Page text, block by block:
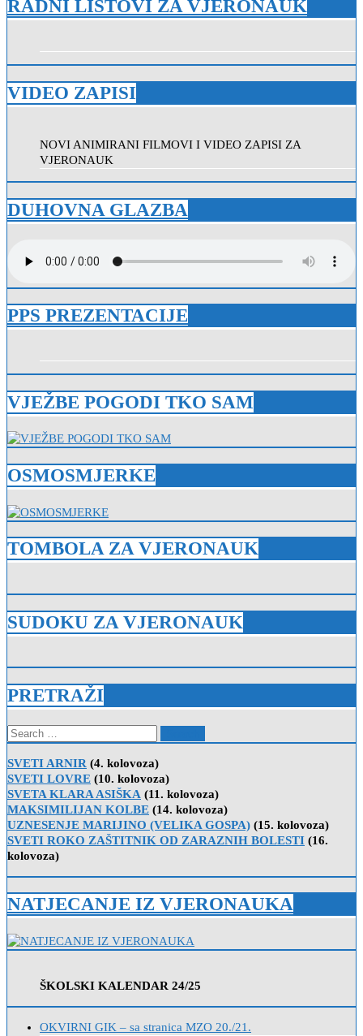
RADNI LISTOVI ZA VJERONAUK
VIDEO ZAPISI
NOVI ANIMIRANI FILMOVI I VIDEO ZAPISI ZA
VJERONAUK
DUHOVNA GLAZBA
PPS PREZENTACIJE
VJEŽBE POGODI TKO SAM
OSMOSMJERKE
TOMBOLA ZA VJERONAUK
SUDOKU ZA VJERONAUK
PRETRAŽI
Search
for:
SVETI ARNIR (4. kolovoza)
SVETI LOVRE (10. kolovoza)
SVETA KLARA ASIŠKA (11. kolovoza)
MAKSIMILIJAN KOLBE (14. kolovoza)
UZNESENJE MARIJINO (VELIKA GOSPA) (15. kolovoza)
SVETI ROKO ZAŠTITNIK OD ZARAZNIH BOLESTI (16.
kolovoza)
NATJECANJE IZ VJERONAUKA
ŠKOLSKI KALENDAR 24/25
OKVIRNI GIK – sa stranica MZO 20./21.